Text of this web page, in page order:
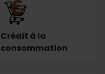
Crédit à la
consommation